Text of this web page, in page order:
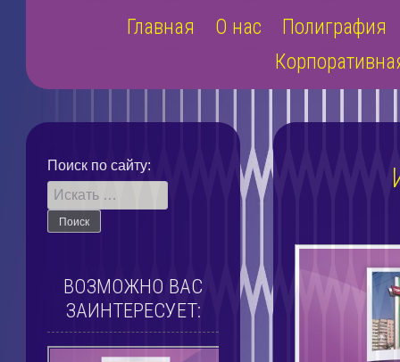
Главная О нас
Полиграфия
Поиск по сайту:
ВОЗМОЖНО ВАС
ЗАИНТЕРЕСУЕТ: